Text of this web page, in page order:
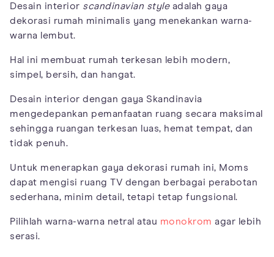
Desain interior scandinavian styleadalah gaya
dekorasi rumah minimalis yang menekankan warna-
warna lembut.
Hal ini membuat rumah terkesan lebih modern,
simpel, bersih, dan hangat.
Desain interior dengan gaya Skandinavia
mengedepankan pemanfaatan ruang secara maksimal
sehingga ruangan terkesan luas, hemat tempat, dan
tidak penuh.
Untuk menerapkan gaya dekorasi rumah ini, Moms
dapat mengisi ruang TV dengan berbagai perabotan
sederhana, minim detail, tetapi tetap fungsional.
Pilihlah warna-warna netral atau monokrom agar lebih
serasi.